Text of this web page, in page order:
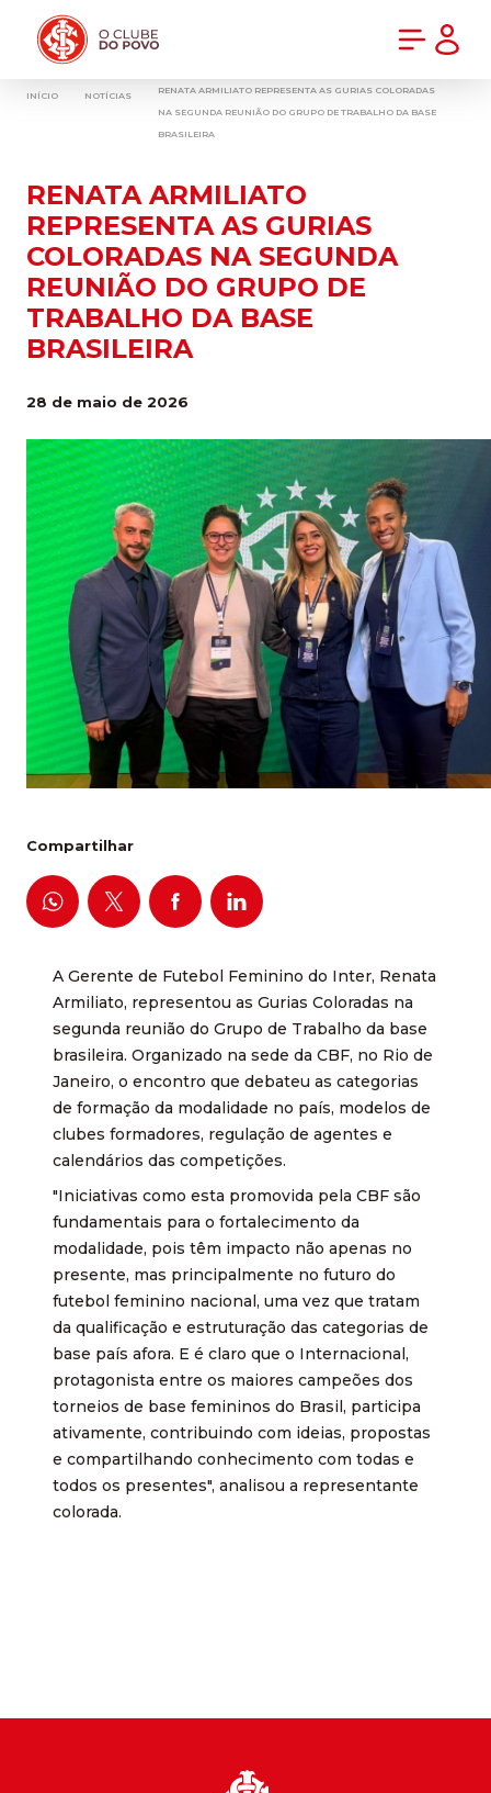
INÍCIO NOTÍCIAS
RENATA ARMILIATO REPRESENTA AS GURIAS COLORADAS
NA SEGUNDA REUNIÃO DO GRUPO DE TRABALHO DA BASE
BRASILEIRA
RENATA ARMILIATO
REPRESENTA AS GURIAS
COLORADAS NA SEGUNDA
REUNIÃO DO GRUPO DE
TRABALHO DA BASE
BRASILEIRA
28 de maio de 2026
Compartilhar
A Gerente de Futebol Feminino do Inter, Renata
Armiliato, representou as Gurias Coloradas na
segunda reunião do Grupo de Trabalho da base
brasileira. Organizado na sede da CBF, no Rio de
Janeiro, o encontro que debateu as categorias
de formação da modalidade no país, modelos de
clubes formadores, regulação de agentes e
calendários das competições.
"Iniciativas como esta promovida pela CBF são
fundamentais para o fortalecimento da
modalidade, pois têm impacto não apenas no
presente, mas principalmente no futuro do
futebol feminino nacional, uma vez que tratam
da qualificação e estruturação das categorias de
base país afora. E é claro que o Internacional,
protagonista entre os maiores campeões dos
torneios de base femininos do Brasil, participa
ativamente, contribuindo com ideias, propostas
e compartilhando conhecimento com todas e
todos os presentes", analisou a representante
colorada.